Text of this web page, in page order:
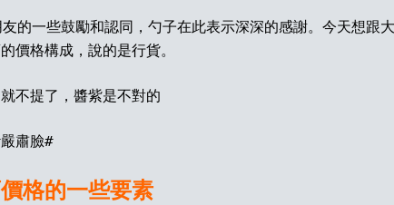
的一些鼓勵和認同，勺子在此表示深深的感謝。今天想跟
價格構成，說的是行貨。
不提了，醬紫是不對的
嚴肅臉#
格的一些要素